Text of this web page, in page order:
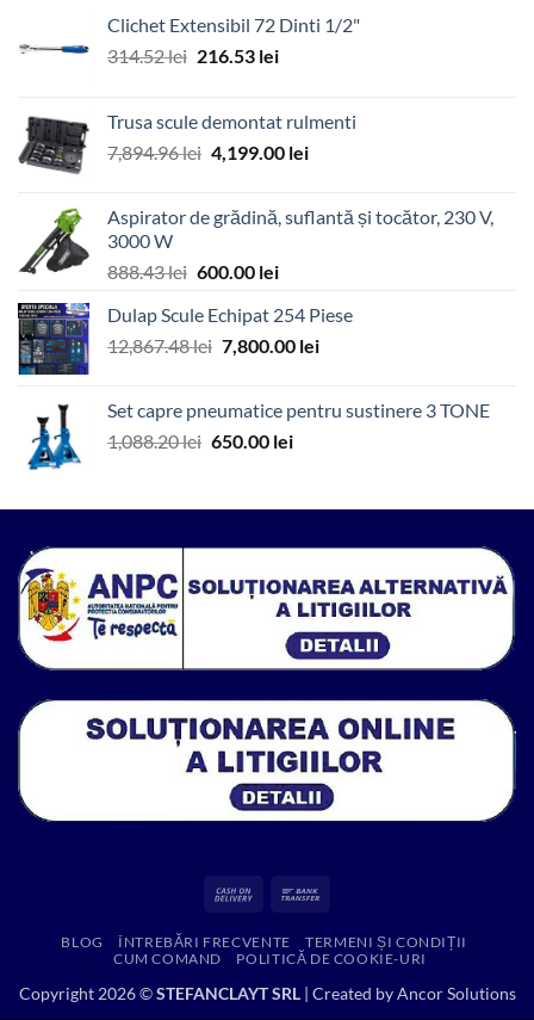
Clichet Extensibil 72 Dinti 1/2"
314.52lei Prețul
fost:
314.52 lei.
216.53 leiPrețul
216.53 lei.
Trusa scule demontat rulmenti
7,894.96lei Prețul
fost:
4,199.00 leiPrețul
4,199.00 lei.
Aspirator de grădină, suflantă și tocător, 230 V,
3000 W
888.43lei Prețul
a
fost:
600.00 leiPrețul
este:
600.00 lei.
Dulap Scule Echipat 254 Piese
12,867.48lei Prețul
fost:
12,867.48 lei.
7,800.00 leiPrețul
7,800.00 lei.
Set capre pneumatice pentru sustinere 3 TONE
1,088.20lei Prețul
fost:
650.00 leiPrețul
650.00 lei.
Cash
Delivery
BLOG ÎNTREBĂRI FRECVENTE
TERMENI ȘI CONDIȚII
CUM COMAND
POLITICĂ DE COOKIE-URI
Copyright 2026 ©STEFANCLAYT SRL| Created byAncor Solutions